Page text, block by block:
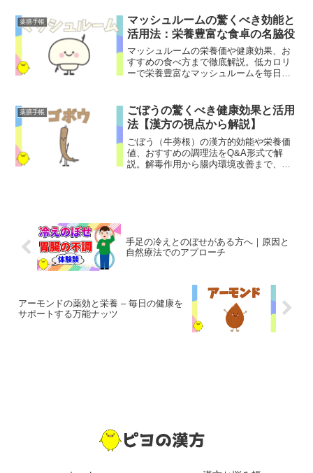
薬膳手帳
マッシュルームの驚くべき効能と
活用法：栄養豊富な食卓の名脇役
マッシュルームの栄養価や健康効果、お
すすめの食べ方まで徹底解説。低カロリ
ーで栄養豊富なマッシュルームを毎日の
薬膳手帳
ごぼうの驚くべき健康効果と活用
法【漢方の視点から解説】
ごぼう（牛蒡根）の漢方的効能や栄養価
値、おすすめの調理法をQ&A形式で解
説。解毒作用から腸内環境改善まで、身
手足の冷えとのぼせがある方へ｜原因と
自然療法でのアプローチ
アーモンドの薬効と栄養 – 毎日の健康を
サポートする万能ナッツ